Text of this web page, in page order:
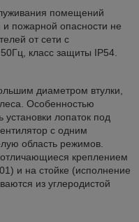
помещений
пожарной опасности не
от сети с
класс защиты IP54.
диаметром втулки,
Особенностью
установки лопаток под
с одним
область режимов.
креплением
и на стойке (исполнение
из углеродистой